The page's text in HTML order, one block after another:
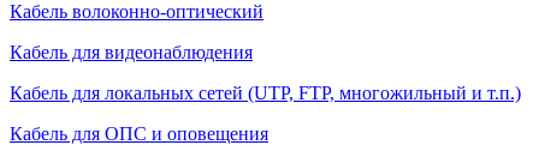
Кабель волоконно-оптический
Кабель для видеонаблюдения
Кабель для локальных сетей (UTP, FTP, многожильный и т.п.)
Кабель для ОПС и оповещения